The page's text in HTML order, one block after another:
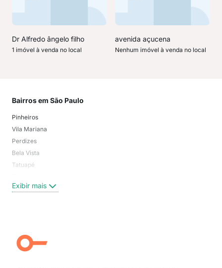
Dr Alfredo ângelo filho
1 imóvel à venda no local
avenida açucena
Nenhum imóvel à venda no local
Bairros em São Paulo
Pinheiros
Vila Mariana
Perdizes
Bela Vista
Tatuapé
Centro
Campo Belo
Ipiranga
Exibir mais